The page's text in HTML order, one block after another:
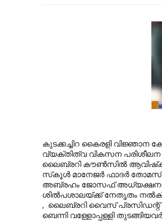
കുടക്കച്ചിറ കൈരളി വിജ്ഞാന
വ്യക്തിത്വ വികസന പരിശീലന
ലൈബ്രറി കൗണ്‍സില്‍
സ്‌കൂള്‍ മാനേജര്‍ ഫാദര്‍ തോമസ്
അബ്രഹം ജോസഫ്
ശില്‍പശാലയ്ക്ക് നേതൃതം
, ലൈബ്രറി വൈസ് പ്രസിഡന്റ്
ബെന്നി വള്ളോപ്പള്ളി